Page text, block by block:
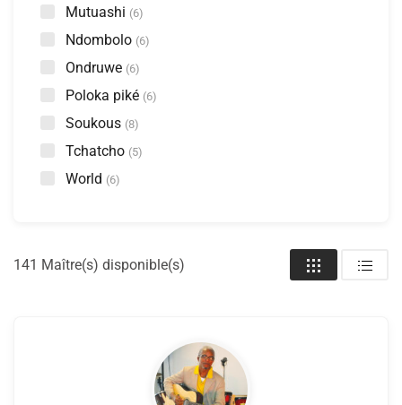
Mutuashi (6)
Ndombolo (6)
Ondruwe (6)
Poloka piké (6)
Soukous (8)
Tchatcho (5)
World (6)
141 Maître(s) disponible(s)